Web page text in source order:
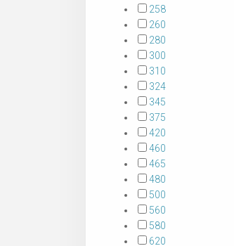
258
260
280
300
310
324
345
375
420
460
465
480
500
560
580
620